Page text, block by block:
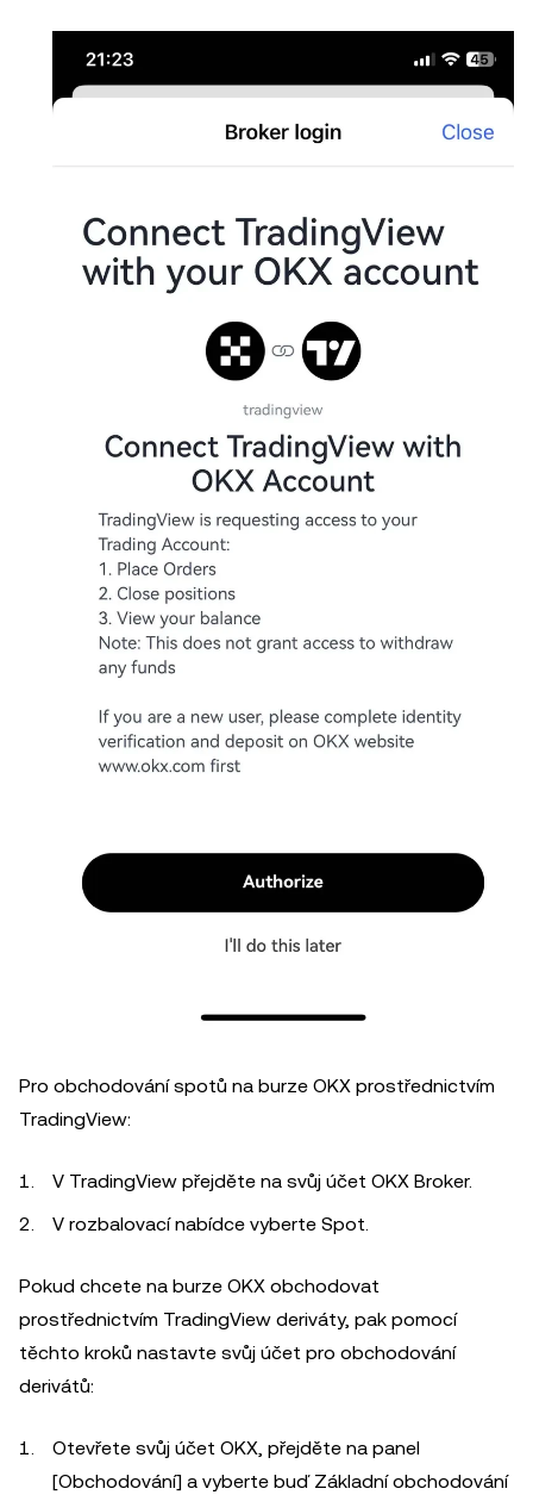
Pro obchodování spotů na burze OKX prostřednictvím
TradingView:
V TradingView přejděte na svůj účet OKX Broker.
V rozbalovací nabídce vyberte Spot.
Pokud chcete na burze OKX obchodovat
prostřednictvím TradingView deriváty, pak pomocí
těchto kroků nastavte svůj účet pro obchodování
derivátů:
Otevřete svůj účet OKX, přejděte na panel
[Obchodování] a vyberte buď Základní obchodování